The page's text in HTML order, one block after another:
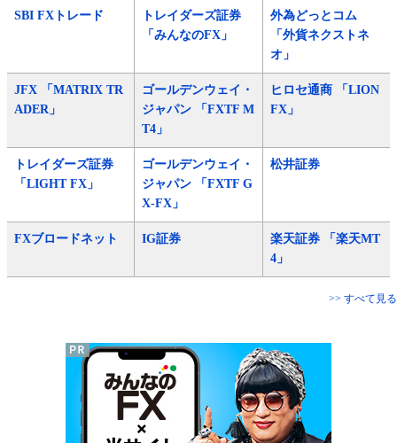
SBI FXトレード
トレイダーズ証券
「みんなのFX」
外為どっとコム
「外貨ネクストネ
オ」
JFX 「MATRIX TR
ADER」
ゴールデンウェイ・
ジャパン 「FXTF M
T4」
ヒロセ通商 「LION
FX」
トレイダーズ証券
「LIGHT FX」
ゴールデンウェイ・
ジャパン 「FXTF G
X-FX」
松井証券
FXブロードネット IG証券
楽天証券 「楽天MT
4」
>> すべて見る